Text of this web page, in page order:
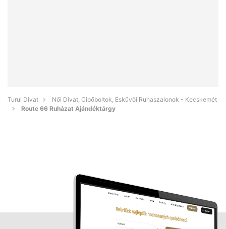
Turul Divat
Női Divat, Cipőboltok, Esküvői Ruhaszalonok - Kecskemét
Route 66 Ruházat Ajándéktárgy